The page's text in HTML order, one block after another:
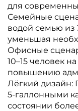
для
Семейные
водой семью из
уменьшая
Офисные
10–15 человек
повышению
Лёгкий
5-галлонными
состоянии